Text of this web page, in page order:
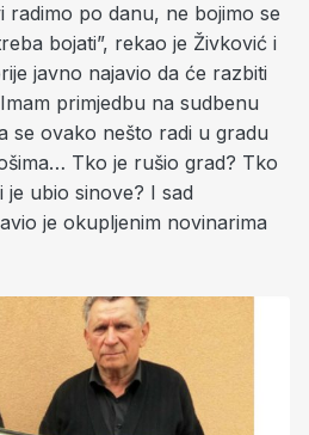
radimo po danu, ne bojimo se
bojati”, rekao je Živković i
javno najavio da će razbiti
primjedbu na sudbenu
se ovako nešto radi u gradu
Tko je rušio grad? Tko
ubio sinove? I sad
je okupljenim novinarima